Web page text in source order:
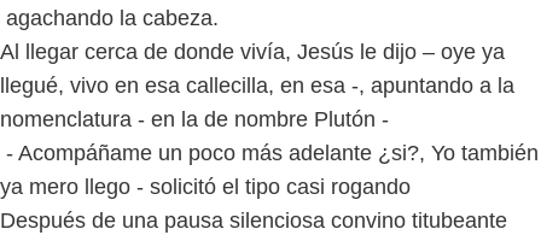
agachando la cabeza.
Al llegar cerca de donde vivía, Jesús le dijo – oye ya
llegué, vivo en esa callecilla, en esa -, apuntando a la
nomenclatura - en la de nombre Plutón -
- Acompáñame un poco más adelante ¿si?, Yo también
ya mero llego - solicitó el tipo casi rogando
Después de una pausa silenciosa convino titubeante